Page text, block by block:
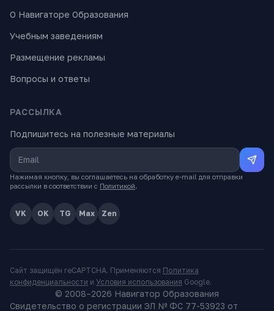
О Навигаторе Образования
Учебным заведениям
Размещение рекламы
Вопросы и ответы
РАССЫЛКА
Подпишитесь на полезные материалы
Нажимая кнопку, вы соглашаетесь на обработку e-mail для отправки
рассылки в соответствии с Политикой.
VK OK TG Max Zen
Сайт защищён reCAPTCHA. Применяются Политика
конфиденциальности и Условия использования Google.
© 2008–2026 Навигатор Образования
Свидетельство о регистрации ЭЛ № ФС 77-53923 от